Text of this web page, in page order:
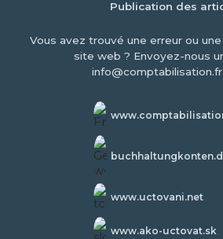
Publication des
Vous avez trouvé une erreur ou
site web ? Envoyez-nous
www.uctovani.net
www.ako-uctovat.sk